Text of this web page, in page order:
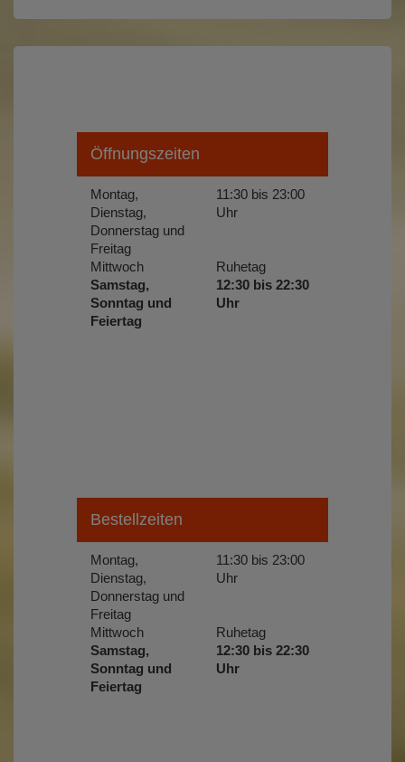
Öffnungszeiten
Montag,
Dienstag,
Donnerstag und
Freitag
11:30 bis 23:00
Uhr
Mittwoch
Ruhetag
Samstag,
Sonntag und
Feiertag
12:30 bis 22:30
Uhr
Bestellzeiten
Montag,
Dienstag,
Donnerstag und
Freitag
11:30 bis 23:00
Uhr
Mittwoch
Ruhetag
Samstag,
Sonntag und
Feiertag
12:30 bis 22:30
Uhr